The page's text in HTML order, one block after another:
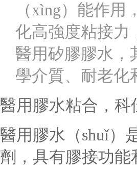
（xìng）能作
化高強度粘接力
醫用矽膠膠水，
學介質、耐老化
醫用膠水粘合，科
醫用膠水（shuǐ）
劑，具有膠接功